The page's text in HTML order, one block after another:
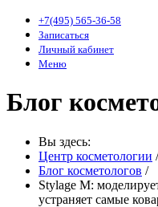
+7(495) 565-36-58
Записаться
Личный кабинет
Меню
Блог
Вы здесь:
Центр косметологии /
Блог косметологов /
Stylage M:
устраняет самые